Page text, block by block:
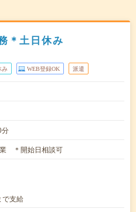
＊土日休み
み WEB登録OK 派遣
分
＊開始日相談可
で支給